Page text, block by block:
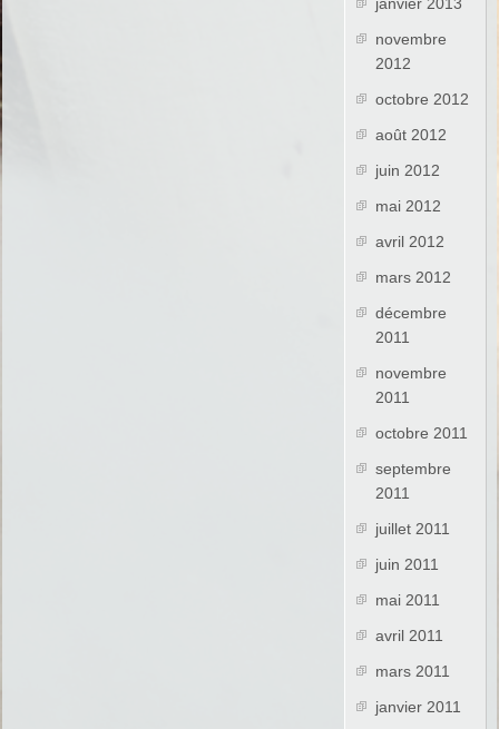
janvier 2013
novembre
2012
octobre 2012
août 2012
juin 2012
mai 2012
avril 2012
mars 2012
décembre
2011
novembre
2011
octobre 2011
septembre
2011
juillet 2011
juin 2011
mai 2011
avril 2011
mars 2011
janvier 2011